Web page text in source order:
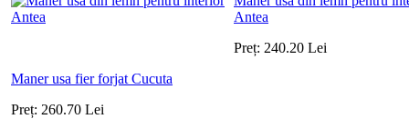
Antea
Preț: 240.20 Lei
Maner usa fier forjat Cucuta
Preț: 260.70 Lei